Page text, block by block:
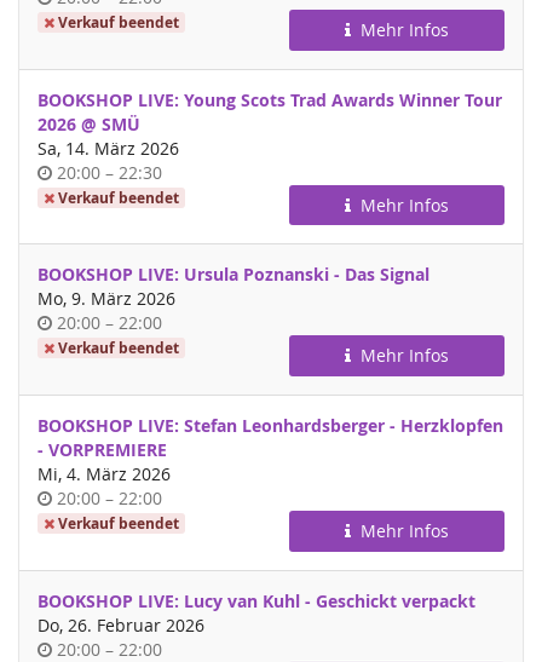
Verkauf beendet Mehr Infos
BOOKSHOP LIVE: Young Scots Trad Awards Winner Tour
2026 @ SMÜ
Sa, 14. März 2026
Uhrzeit
20:00 –bis
22:30
Verkauf beendet Mehr Infos
BOOKSHOP LIVE: Ursula Poznanski - Das Signal
Mo, 9. März 2026
Uhrzeit
20:00 –bis
22:00
Verkauf beendet Mehr Infos
BOOKSHOP LIVE: Stefan Leonhardsberger - Herzklopfen
- VORPREMIERE
Mi, 4. März 2026
Uhrzeit
20:00 –bis
22:00
Verkauf beendet Mehr Infos
BOOKSHOP LIVE: Lucy van Kuhl - Geschickt verpackt
Do, 26. Februar 2026
Uhrzeit
20:00 –bis
22:00